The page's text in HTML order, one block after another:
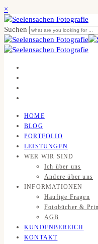
×
Suchen
HOME
BLOG
PORTFOLIO
LEISTUNGEN
WER WIR SIND
Ich über uns
Andere über uns
INFORMATIONEN
Häufige Fragen
Fotobücher &
AGB
KUNDENBEREICH
KONTAKT